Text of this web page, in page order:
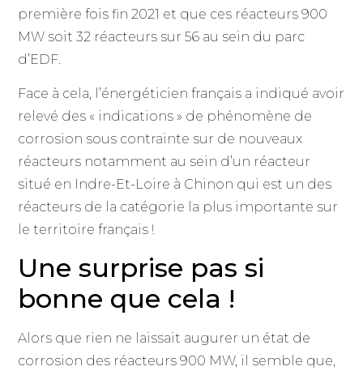
première fois fin 2021 et que ces réacteurs 900
MW soit 32 réacteurs sur 56 au sein du parc
d’EDF.
Face à cela, l’énergéticien français a indiqué avoir
relevé des « indications » de phénomène de
corrosion sous contrainte sur de nouveaux
réacteurs notamment au sein d’un réacteur
situé en Indre-Et-Loire à Chinon qui est un des
réacteurs de la catégorie la plus importante sur
le territoire français !
Une surprise pas si
bonne que cela !
Alors que rien ne laissait augurer un état de
corrosion des réacteurs 900 MW, il semble que,